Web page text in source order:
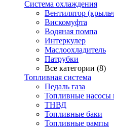
Система охлаждения
Вентилятор
Вискомуфта
Водяная помпа
Интеркулер
Маслоохладитель
Патрубки
Все категории (8)
Топливная система
Педаль газа
Топливные насосы
ТНВД
Топливные баки
Топливные рампы